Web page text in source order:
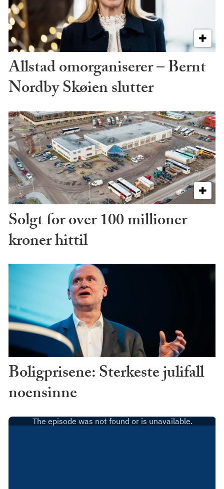
Allstad omorganiserer – Bernt
Nordby Skøien slutter
Solgt for over 100 millioner
kroner hittil
Boligprisene: Sterkeste julifall
noensinne